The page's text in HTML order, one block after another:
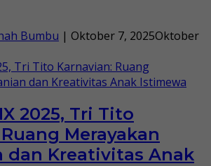
Bumbu | Oktober 7, 2025Oktober
2025, Tri Tito
Merayakan
dan Kreativitas Anak